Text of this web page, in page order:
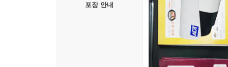
포장 안내